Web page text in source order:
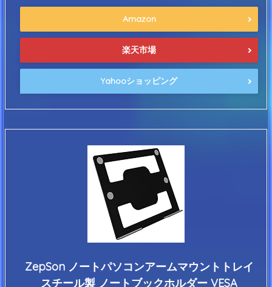
Amazon
楽天市場
Yahooショッピング
ZepSon ノートパソコンアームマウントトレイ
スチール製 ノートブックホルダー VESA